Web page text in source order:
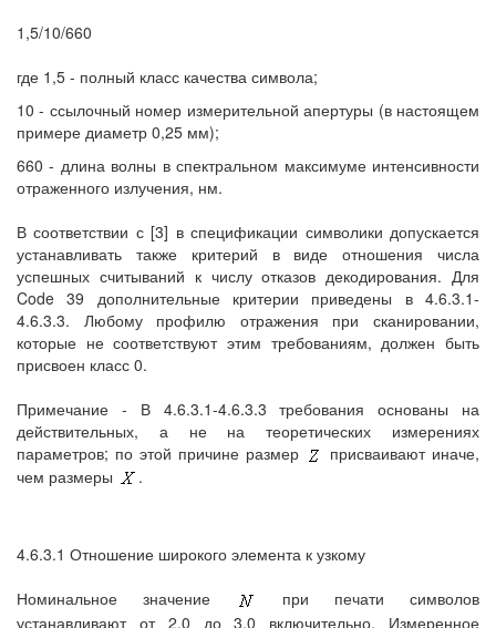
1,5/10/660
где 1,5 - полный класс качества символа;
10 - ссылочный номер измерительной апертуры (в настоящем
примере диаметр 0,25 мм);
660 - длина волны в спектральном максимуме интенсивности
отраженного излучения, нм.
В соответствии с [3] в спецификации символики допускается
устанавливать также критерий в виде отношения числа
успешных считываний к числу отказов декодирования. Для
Code 39 дополнительные критерии приведены в 4.6.3.1-
4.6.3.3. Любому профилю отражения при сканировании,
которые не соответствуют этим требованиям, должен быть
присвоен класс 0.
Примечание - В 4.6.3.1-4.6.3.3 требования основаны на
действительных, а не на теоретических измерениях
параметров; по этой причине размер
присваивают иначе,
чем размеры
.
4.6.3.1 Отношение широкого элемента к узкому
Номинальное значение
при печати символов
устанавливают от 2,0 до 3,0 включительно. Измеренное